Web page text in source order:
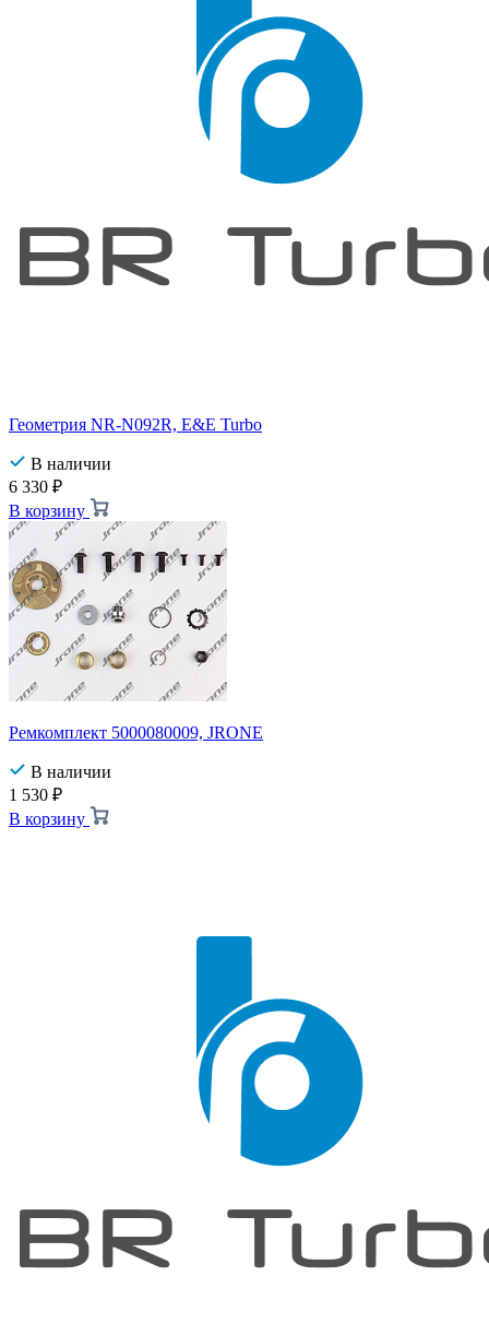
Геометрия NR-N092R, E&E Turbo
В наличии
6 330 ₽
В корзину
Ремкомплект 5000080009, JRONE
В наличии
1 530 ₽
В корзину